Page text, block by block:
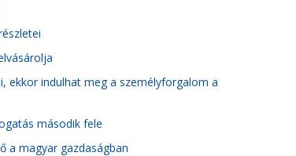
ekkor indulhat meg a személyforgalom a
második fele
a magyar gazdaságban